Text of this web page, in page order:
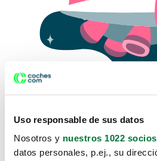
Uso responsable de sus datos
Nosotros y nuestros 1022 socios
datos personales, p.ej., su